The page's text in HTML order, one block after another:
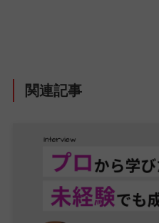
関連記事